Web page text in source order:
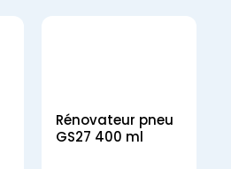
Rénovateur pneu
GS27 400 ml